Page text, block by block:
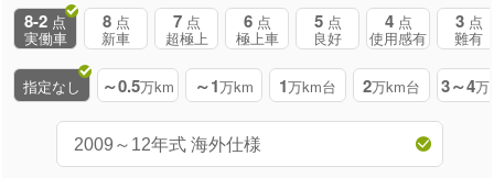
8-2 点
実働車
8 点
新車
7 点
超極上
6 点
極上車
5 点
良好
4 点
使用感有
3 点
難有
指定なし ～0.5万km ～1万km 1万km台 2万km台 3～4万